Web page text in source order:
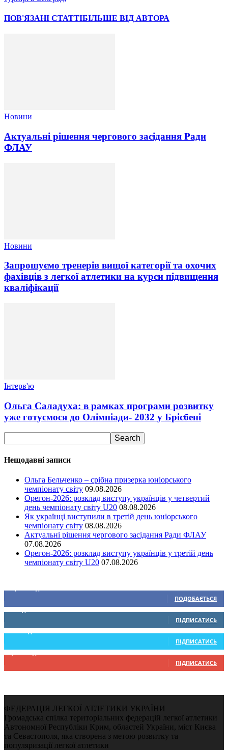
ПОВ'ЯЗАНІ СТАТТІБІЛЬШЕ ВІД АВТОРА
Новини
Актуальні рішення чергового засідання Ради
ФЛАУ
Новини
Запрошуємо тренерів вищої категорії та охочих
фахівців з легкої атлетики на курси підвищення
кваліфікації
Інтерв'ю
Ольга Саладуха: в рамках програми розвитку
уже готуємося до Олімпіади- 2032 у Брісбені
Нещодавні записи
Ольга Бельченко – срібна призерка юніорського
чемпіонату світу 09.08.2026
Орегон-2026: розклад виступу українців у четвертий
день чемпіонату світу U20 08.08.2026
Як українці виступили в третій день юніорського
чемпіонату світу 08.08.2026
Актуальні рішення чергового засідання Ради ФЛАУ
07.08.2026
Орегон-2026: розклад виступу українців у третій день
чемпіонату світу U20 07.08.2026
ПОДОБАЄТЬСЯ
0 Підписників
ПІДПИСАТИСЬ
234 Підписників
ПІДПИСАТИСЬ
9,370 Підписників
ПІДПИСАТИСЬ
ФЕДЕРАЦІЯ ЛЕГКОЇ АТЛЕТИКИ УКРАЇНИ
Громадська спілка територіальних федерацій легкої атлетики
Автономної Республіки Крим, областей України, міст Києва
та Севастополя, яка створена з метою розвитку та
популяризації легкої атлетики